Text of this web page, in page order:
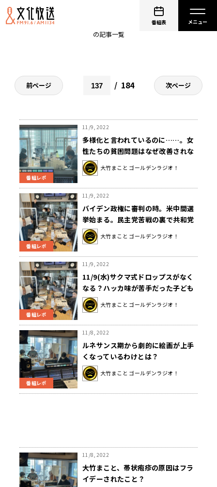
番組表
の記事一覧
前ページ 184 次ページ
番組レポ
11/9, 2022
多様化と言われているのに……。女
性たちの貧困問題はなぜ改善されな
い？
大竹まこと ゴールデンラジオ！
番組レポ
11/9, 2022
バイデン政権に審判の時。米中間選
挙始まる。民主党苦戦の裏で共和党
の優勢に懸念。大竹「多様性の中
で、ちょっと逆行してる」
大竹まこと ゴールデンラジオ！
番組レポ
11/9, 2022
11/9(水)サクマ式ドロップスがなく
なる？ハッカ味が苦手だった子ども
の頃を懐かしむ、大竹まことさん…
大竹まこと ゴールデンラジオ！
番組レポ
11/8, 2022
ルネサンス期から劇的に絵画が上手
くなっているわけとは？
大竹まこと ゴールデンラジオ！
11/8, 2022
大竹まこと、帯状疱疹の原因はフラ
イデーされたこと？